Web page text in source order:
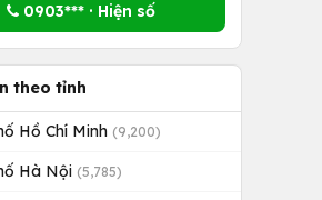
0903*** · Hiện số
theo tỉnh
Hồ Chí Minh (9,200)
Hà Nội (5,785)